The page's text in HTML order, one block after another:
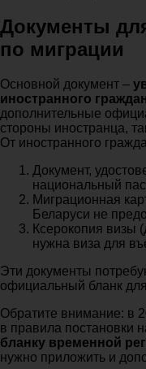
Документы
по миграции
Основной документ –
иностранного
дополнительные
стороны иностранца,
От иностранного
Документ,
национальный
Миграционная
Беларуси не
Ксерокопия визы
нужна виза для
Эти документы
официальный бланк
Обратите внимание: в
в правила постановки
бланку временной
нужно приложить и